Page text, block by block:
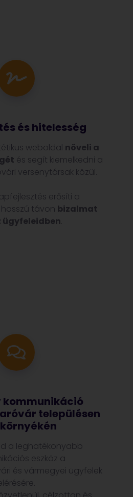
és hitelesség
weboldal növeli a
és segít kiemelkedni a
versenytársak közül.
erősíti a
távon bizalmat
ügyfeleidben
kommunikáció
településen
a leghatékonyabb
eszköz a
és vármegyei ügyfelek